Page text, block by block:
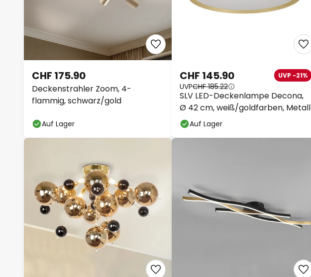
Deckenstrahler Zoom, 4-
flammig, schwarz/gold
CHF 175.90
Auf Lager
SLV LED-Deckenlampe Decona,
Ø 42 cm, weiß/goldfarben, Metall
CHF 145.90 UVP -21%
UVPCHF 185.22
Auf Lager